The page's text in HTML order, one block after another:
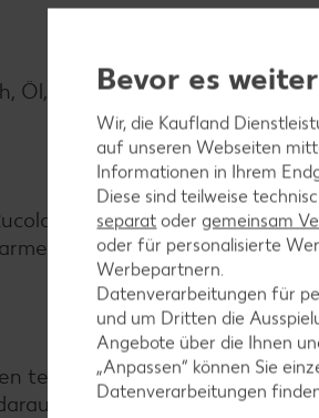
Öl, Eier, Mehl und Backpulver
waschen, putzen und
vermischen und mit
teilen, auf einer bemehlten
verteilen, dabei einen
Bevor es
Wir, die Kaufland
auf unseren Webseiten
Informationen in Ihrem
Diese sind teilweise
separat oder gemeinsam
oder für personalisierte
Werbepartnern.
Datenverarbeitungen für
und um Dritten die
Angebote über die Ihnen
„Anpassen“ können Sie
Datenverarbeitungen